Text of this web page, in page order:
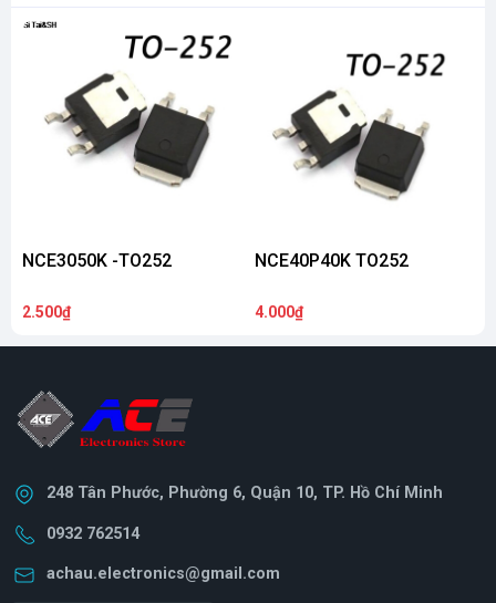
NCE3050K -TO252
2.500₫
NCE40P40K TO252
4.000₫
248 Tân Phước, Phường 6, Quận 10, TP. Hồ Chí Minh
0932 762514
achau.electronics@gmail.com